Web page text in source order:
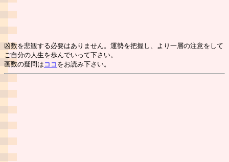
凶数を悲観する必要はありません。運勢を把握し、より一層の注意をして
ご自分の人生を歩んでいって下さい。
画数の疑問は ココ をお読み下さい。